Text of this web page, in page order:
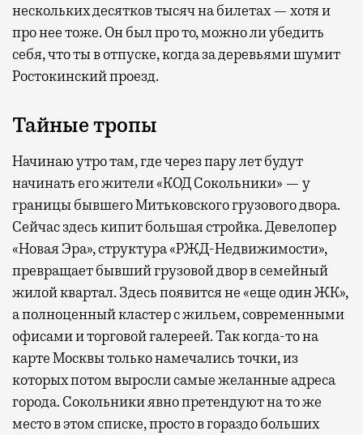
нескольких десятков тысяч на билетах — хотя и
про нее тоже. Он был про то, можно ли убедить
себя, что ты в отпуске, когда за деревьями шумит
Ростокинский проезд.
Тайные тропы
Начинаю утро там, где через пару лет будут
начинать его жители «КОД Сокольники» — у
границы бывшего Митьковского грузового двора.
Сейчас здесь кипит большая стройка. Девелопер
«Новая Эра», структура «РЖД-Недвижимости»,
превращает бывший грузовой двор в семейный
жилой квартал. Здесь появится не «еще один ЖК»,
а полноценный кластер с жильем, современными
офисами и торговой галереей. Так когда-то на
карте Москвы только намечались точки, из
которых потом выросли самые желанные адреса
города. Сокольники явно претендуют на то же
место в этом списке, просто в гораздо больших